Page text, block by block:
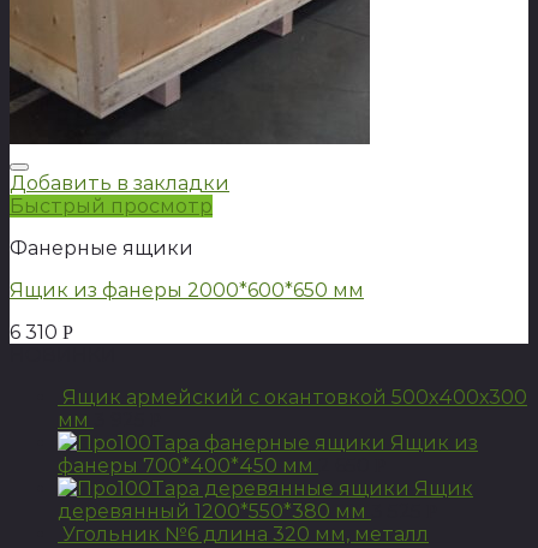
Добавить в закладки
Быстрый просмотр
Фанерные ящики
Ящик из фанеры 2000*600*650 мм
6 310 Р
Ящик армейский с окантовкой 500х400х300
мм
Ящик из
фанеры 700*400*450 мм
Ящик
деревянный 1200*550*380 мм
Угольник №6 длина 320 мм, металл